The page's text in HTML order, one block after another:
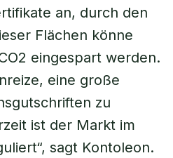
an, durch den
Flächen könne
eingespart werden.
eine große
zu
ist der Markt im
sagt Kontoleon.